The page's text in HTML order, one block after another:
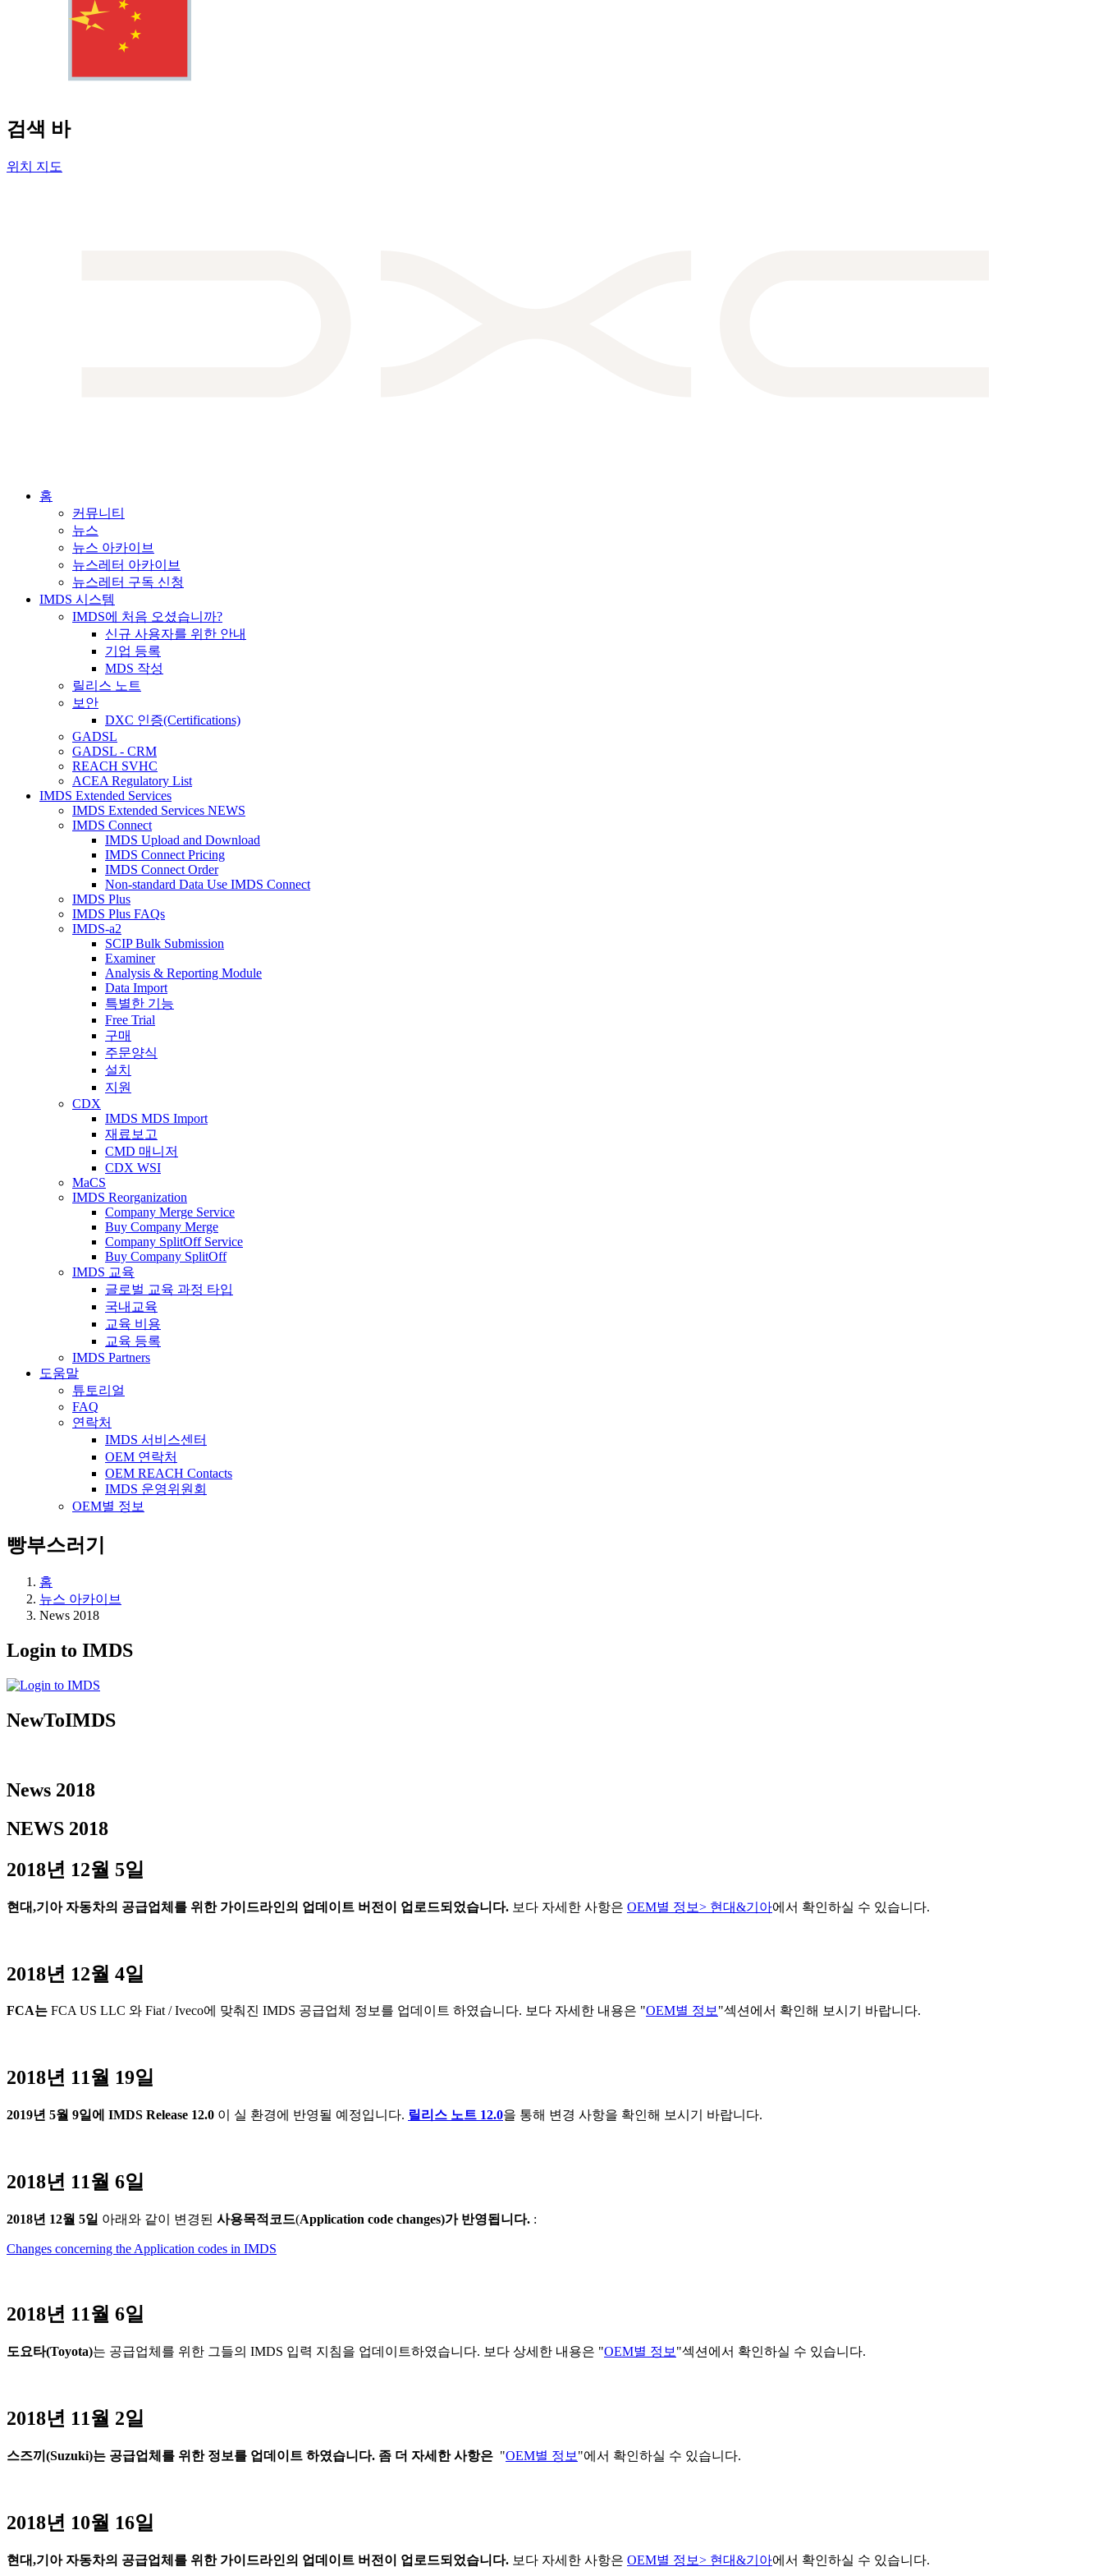
검색 바
위치 지도
홈
커뮤니티
뉴스
뉴스 아카이브
뉴스레터 아카이브
뉴스레터 구독 신청
IMDS 시스템
IMDS에 처음 오셨습니까?
신규 사용자를 위한 안내
기업 등록
MDS 작성
릴리스 노트
보안
DXC 인증(Certifications)
GADSL
GADSL - CRM
REACH SVHC
ACEA Regulatory List
IMDS Extended Services
IMDS Extended Services NEWS
IMDS Connect
IMDS Upload and Download
IMDS Connect Pricing
IMDS Connect Order
Non-standard Data Use IMDS Connect
IMDS Plus
IMDS Plus FAQs
IMDS-a2
SCIP Bulk Submission
Examiner
Analysis & Reporting Module
Data Import
특별한 기능
Free Trial
구매
주문양식
설치
지원
CDX
IMDS MDS Import
재료보고
CMD 매니저
CDX WSI
MaCS
IMDS Reorganization
Company Merge Service
Buy Company Merge
Company SplitOff Service
Buy Company SplitOff
IMDS 교육
글로벌 교육 과정 타입
국내교육
교육 비용
교육 등록
IMDS Partners
도움말
튜토리얼
FAQ
연락처
IMDS 서비스센터
OEM 연락처
OEM REACH Contacts
IMDS 운영위원회
OEM별 정보
빵부스러기
홈
뉴스 아카이브
News 2018
Login to IMDS
NewToIMDS
News 2018
NEWS 2018
2018년 12월 5일
현대,기아 자동차의 공급업체를 위한 가이드라인의 업데이트 버전이 업로드되었습니다. 보다 자세한 사항은 OEM별 정보> 현대&기아에서 확인하실 수 있습니다.
2018년 12월 4일
FCA는 FCA US LLC 와 Fiat / Iveco에 맞춰진 IMDS 공급업체 정보를 업데이트 하였습니다. 보다 자세한 내용은 "OEM별 정보"섹션에서 확인해 보시기 바랍니다.
2018년 11월 19일
2019년 5월 9일에 IMDS Release 12.0 이 실 환경에 반영될 예정입니다. 릴리스 노트 12.0을 통해 변경 사항을 확인해 보시기 바랍니다.
2018년 11월 6일
2018년 12월 5일 아래와 같이 변경된 사용목적코드(Application code changes)가 반영됩니다. :
Changes concerning the Application codes in IMDS
2018년 11월 6일
도요타(Toyota)는 공급업체를 위한 그들의 IMDS 입력 지침을 업데이트하였습니다. 보다 상세한 내용은 "OEM별 정보 "섹션에서 확인하실 수 있습니다.
2018년 11월 2일
스즈끼 (Suzuki)는 공급업체를 위한 정보를 업데이트 하였습니다. 좀 더 자세한 사항은 "OEM별 정보 "에서 확인하실 수 있습니다.
2018년 10월 16일
현대,기아 자동차의 공급업체를 위한 가이드라인의 업데이트 버전이 업로드되었습니다. 보다 자세한 사항은 OEM별 정보> 현대&기아에서 확인하실 수 있습니다.